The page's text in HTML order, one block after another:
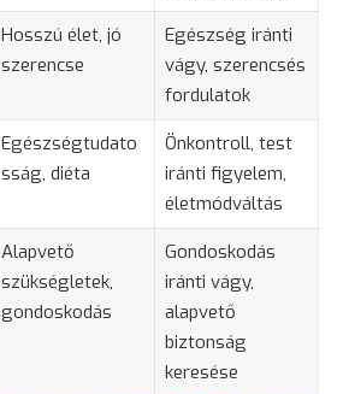
Hosszú élet, jó
szerencse
Egészség iránti
vágy, szerencsés
fordulatok
Egészségtudato
sság, diéta
Önkontroll, test
iránti figyelem,
életmódváltás
Alapvető
szükségletek,
gondoskodás
Gondoskodás
iránti vágy,
alapvető
biztonság
keresése